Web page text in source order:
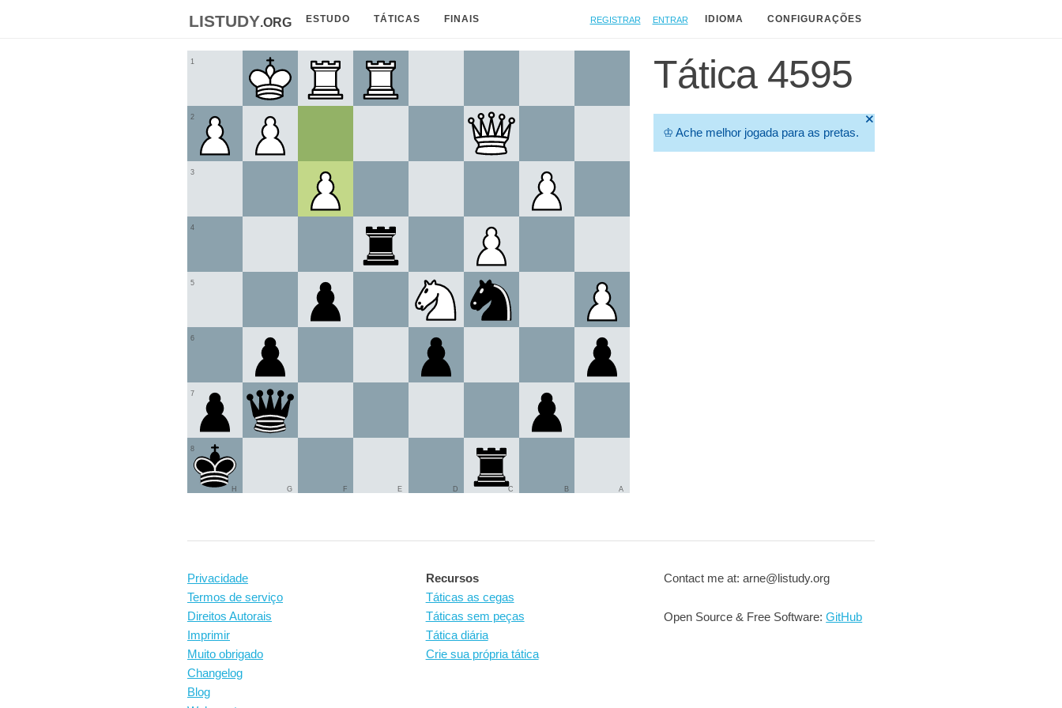
listudy.org ESTUDO TÁTICAS FINAIS Registrar Entrar IDIOMA CONFIGURAÇÕES
1
2
3
4
5
6
7
8
A
B
C
D
E
F
G
H
Tática 4595
🞫
♔ Ache melhor jogada para as pretas.
Privacidade
Termos de serviço
Direitos Autorais
Imprimir
Muito obrigado
Changelog
Blog
Recursos
Táticas as cegas
Táticas sem peças
Tática diária
Crie sua própria tática
Contact me at: arne@listudy.org
Open Source & Free Software:GitHub